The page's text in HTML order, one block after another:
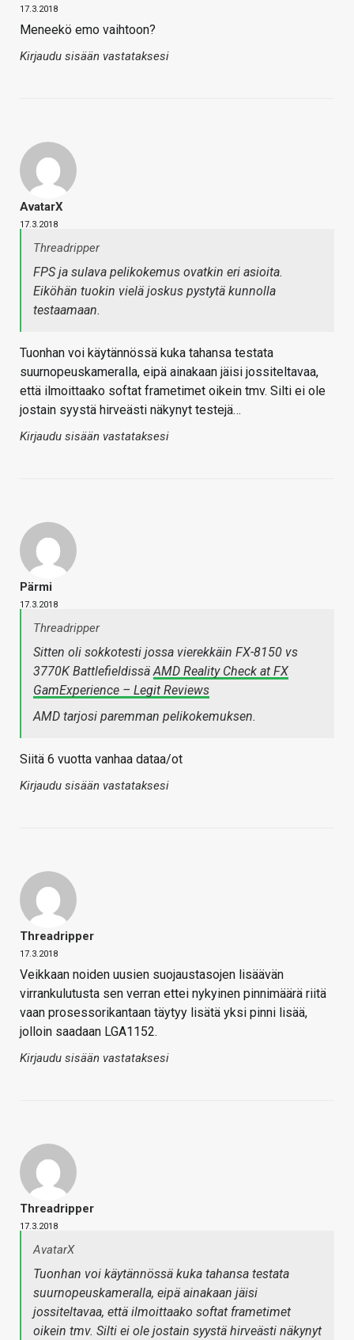
17.3.2018
Meneekö emo vaihtoon?
Kirjaudu sisään vastataksesi
AvatarX
17.3.2018
Threadripper
FPS ja sulava pelikokemus ovatkin eri asioita.
Eiköhän tuokin vielä joskus pystytä kunnolla
testaamaan.
Tuonhan voi käytännössä kuka tahansa testata
suurnopeuskameralla, eipä ainakaan jäisi jossiteltavaa,
että ilmoittaako softat frametimet oikein tmv. Silti ei ole
jostain syystä hirveästi näkynyt testejä…
Kirjaudu sisään vastataksesi
Pärmi
17.3.2018
Threadripper
Sitten oli sokkotesti jossa vierekkäin FX-8150 vs
3770K BattlefieldissäAMD Reality Check at FX
GamExperience – Legit Reviews
AMD tarjosi paremman pelikokemuksen.
Siitä 6 vuotta vanhaa dataa/ot
Kirjaudu sisään vastataksesi
Threadripper
17.3.2018
Veikkaan noiden uusien suojaustasojen lisäävän
virrankulutusta sen verran ettei nykyinen pinnimäärä riitä
vaan prosessorikantaan täytyy lisätä yksi pinni lisää,
jolloin saadaan LGA1152.
Kirjaudu sisään vastataksesi
Threadripper
17.3.2018
AvatarX
Tuonhan voi käytännössä kuka tahansa testata
suurnopeuskameralla, eipä ainakaan jäisi
jossiteltavaa, että ilmoittaako softat frametimet
oikein tmv. Silti ei ole jostain syystä hirveästi näkynyt